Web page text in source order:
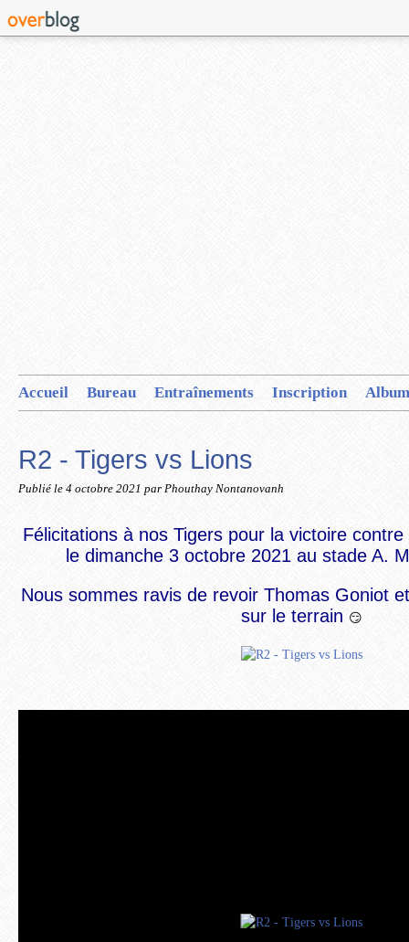
Accueil Bureau Entraînements Inscription
R2 - Tigers vs Lions
Publié le 4 octobre 2021 par Phouthay Nontanovanh
Félicitations à nos Tigers pour la victoire
le dimanche 3 octobre 2021 au stade A.
Nous sommes ravis de revoir Thomas Goniot
sur le terrain 😏